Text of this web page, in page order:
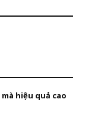
hiệu quả cao